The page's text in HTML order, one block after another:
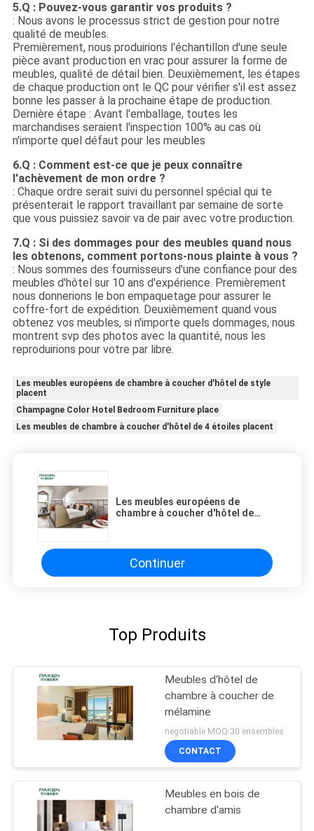
5.Q : Pouvez-vous garantir vos produits ?
: Nous avons le processus strict de gestion pour notre
qualité de meubles.
Premièrement, nous produirions l'échantillon d'une seule
pièce avant production en vrac pour assurer la forme de
meubles, qualité de détail bien. Deuxièmement, les étapes
de chaque production ont le QC pour vérifier s'il est assez
bonne les passer à la prochaine étape de production.
Dernière étape : Avant l'emballage, toutes les
marchandises seraient l'inspection 100% au cas où
n'importe quel défaut pour les meubles
6.Q : Comment est-ce que je peux connaître
l'achèvement de mon ordre ?
: Chaque ordre serait suivi du personnel spécial qui te
présenterait le rapport travaillant par semaine de sorte
que vous puissiez savoir va de pair avec votre production.
7.Q : Si des dommages pour des meubles quand nous
les obtenons, comment portons-nous plainte à vous ?
: Nous sommes des fournisseurs d'une confiance pour des
meubles d'hôtel sur 10 ans d'expérience. Premièrement
nous donnerions le bon empaquetage pour assurer le
coffre-fort de expédition. Deuxièmement quand vous
obtenez vos meubles, si n'importe quels dommages, nous
montrent svp des photos avec la quantité, nous les
reproduirions pour votre par libre.
Les meubles européens de chambre à coucher d'hôtel de style
placent
Champagne Color Hotel Bedroom Furniture place
Les meubles de chambre à coucher d'hôtel de 4 étoiles placent
Les meubles européens de
chambre à coucher d'hôtel de
Continuer
Top Produits
Meubles d'hôtel de
chambre à coucher de
mélamine
negotiable MOQ:30 ensembles
CONTACT
Meubles en bois de
chambre d'amis